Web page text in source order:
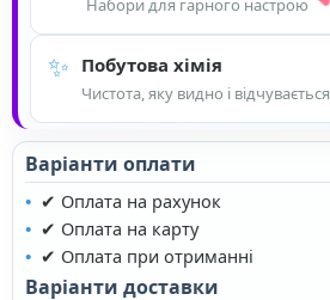
Набори для гарного настрою
✨ Побутова хімія
Чистота, яку видно і відчувається
Варіанти оплати
✔ Оплата на рахунок
✔ Оплата на карту
✔ Оплата при отриманні
Варіанти доставки
❤